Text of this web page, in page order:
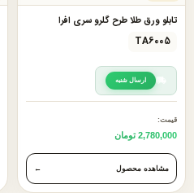
تابلو ورق طلا طرح گلرو سری افرا
TA6005
ارسال شنبه
قیمت:
2,780,000 تومان
مشاهده محصول ←